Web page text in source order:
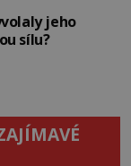
jeho
sílu?